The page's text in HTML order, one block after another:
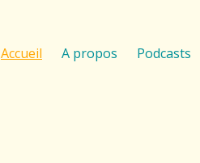
Accueil A propos Podcasts